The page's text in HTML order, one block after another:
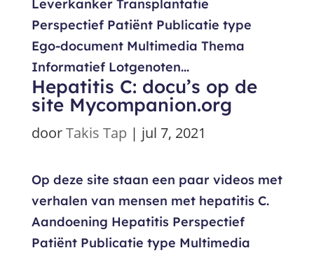
Leverkanker Transplantatie
Perspectief Patiënt Publicatie type
Ego-document Multimedia Thema
Informatief Lotgenoten...
Hepatitis C: docu’s op de
site Mycompanion.org
doorTakis Tap | jul 7, 2021
Op deze site staan een paar videos met
verhalen van mensen met hepatitis C.
Aandoening Hepatitis Perspectief
Patiënt Publicatie type Multimedia